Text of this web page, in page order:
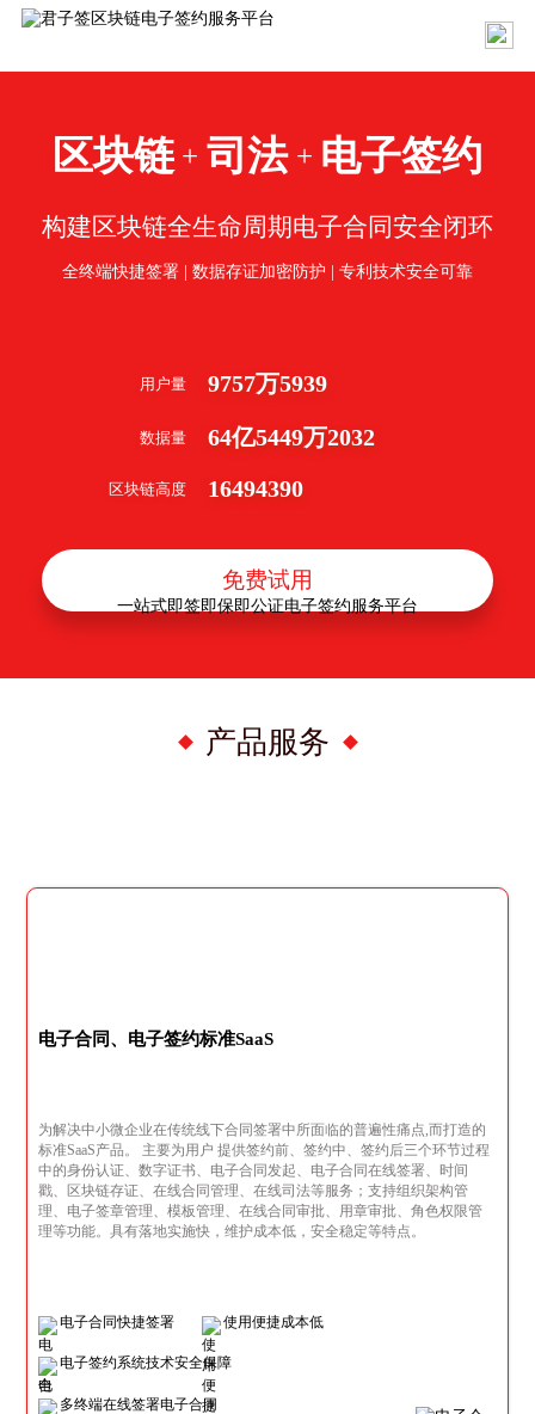
区块链 + 司法 + 电子签约
构建区块链全生命周期电子合同安全闭环
全终端快捷签署 | 数据存证加密防护 | 专利技术安全可靠
用户量 9757万5939
数据量 64亿5449万2032
区块链高度 16494390
免费试用
产品服务
一站式即签即保即公证电子签约服务平台
电子合同、电子签约标准SaaS
为解决中小微企业在传统线下合同签署中所面临的普遍性痛点,而打造的
标准SaaS产品。 主要为用户 提供签约前、签约中、签约后三个环节过程
中的身份认证、数字证书、电子合同发起、电子合同在线签署、时间
戳、区块链存证、在线合同管理、在线司法等服务；支持组织架构管
理、电子签章管理、模板管理、在线合同审批、用章审批、角色权限管
理等功能。具有落地实施快，维护成本低，安全稳定等特点。
电子合同快捷签署 使用便捷成本低
电子签约系统技术安全保障
多终端在线签署电子合同